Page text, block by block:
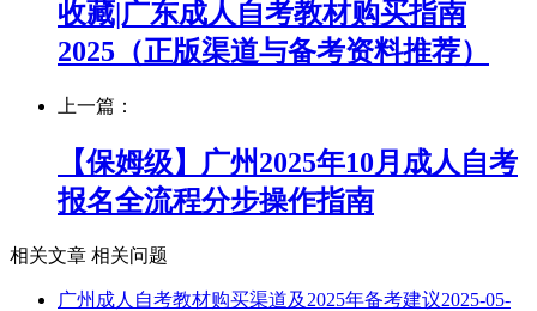
收藏|广东成人自考教材购买指南
2025（正版渠道与备考资料推荐）
上一篇：
【保姆级】广州2025年10月成人自考
报名全流程分步操作指南
相关文章 相关问题
广州成人自考教材购买渠道及2025年备考建议2025-05-